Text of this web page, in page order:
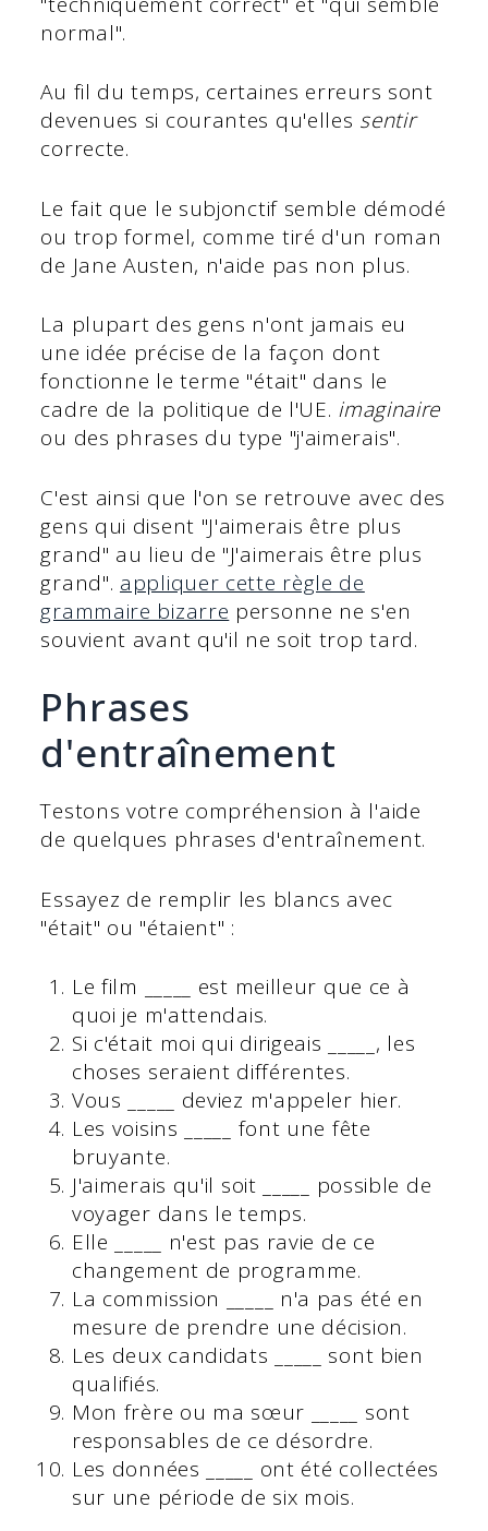
normal".
Au fil du temps, certaines erreurs sont
devenues si courantes qu'elles sentir
correcte.
Le fait que le subjonctif semble démodé
ou trop formel, comme tiré d'un roman
de Jane Austen, n'aide pas non plus.
La plupart des gens n'ont jamais eu
une idée précise de la façon dont
fonctionne le terme "était" dans le
cadre de la politique de l'UE. imaginaire
ou des phrases du type "j'aimerais".
C'est ainsi que l'on se retrouve avec des
gens qui disent "J'aimerais être plus
grand" au lieu de "J'aimerais être plus
grand". appliquer cette règle de
grammaire bizarre personne ne s'en
souvient avant qu'il ne soit trop tard.
Phrases
d'entraînement
Testons votre compréhension à l'aide
de quelques phrases d'entraînement.
Essayez de remplir les blancs avec
"était" ou "étaient" :
Le film _____ est meilleur que ce à
quoi je m'attendais.
Si c'était moi qui dirigeais _____, les
choses seraient différentes.
Vous _____ deviez m'appeler hier.
Les voisins _____ font une fête
bruyante.
J'aimerais qu'il soit _____ possible de
voyager dans le temps.
Elle _____ n'est pas ravie de ce
changement de programme.
La commission _____ n'a pas été en
mesure de prendre une décision.
Les deux candidats _____ sont bien
qualifiés.
Mon frère ou ma sœur _____ sont
responsables de ce désordre.
Les données _____ ont été collectées
sur une période de six mois.